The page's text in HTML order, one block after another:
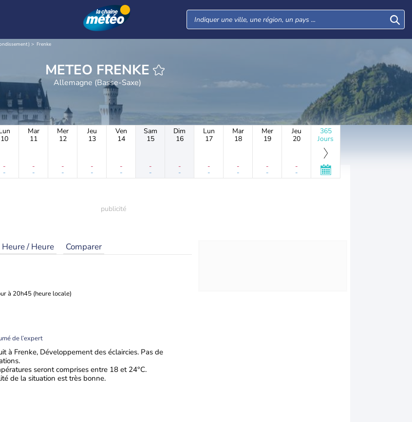
Frenke
METEO FRENKE
Allemagne (Basse-Saxe)
10
-
-
Mar
11
-
-
Mer
12
-
-
Jeu
13
-
-
Ven
14
-
-
Sam
15
-
-
Dim
16
-
-
Lun
17
-
-
Mar
18
-
-
Mer
19
-
-
Jeu
20
-
-
365
Jours
Heure / Heure Comparer
à 20h45 (heure locale)
de l’expert
à Frenke, Développement des éclaircies. Pas de
seront comprises entre 18 et 24°C.
de la situation est très bonne.